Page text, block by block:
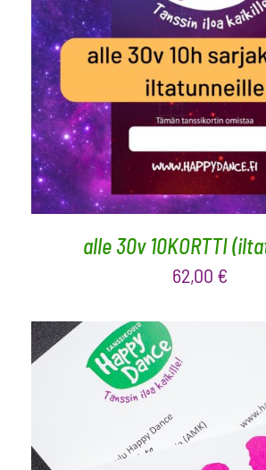
LISÄÄ OSTOSKORIIN /
alle 30v 10KORTTI
62,00 €